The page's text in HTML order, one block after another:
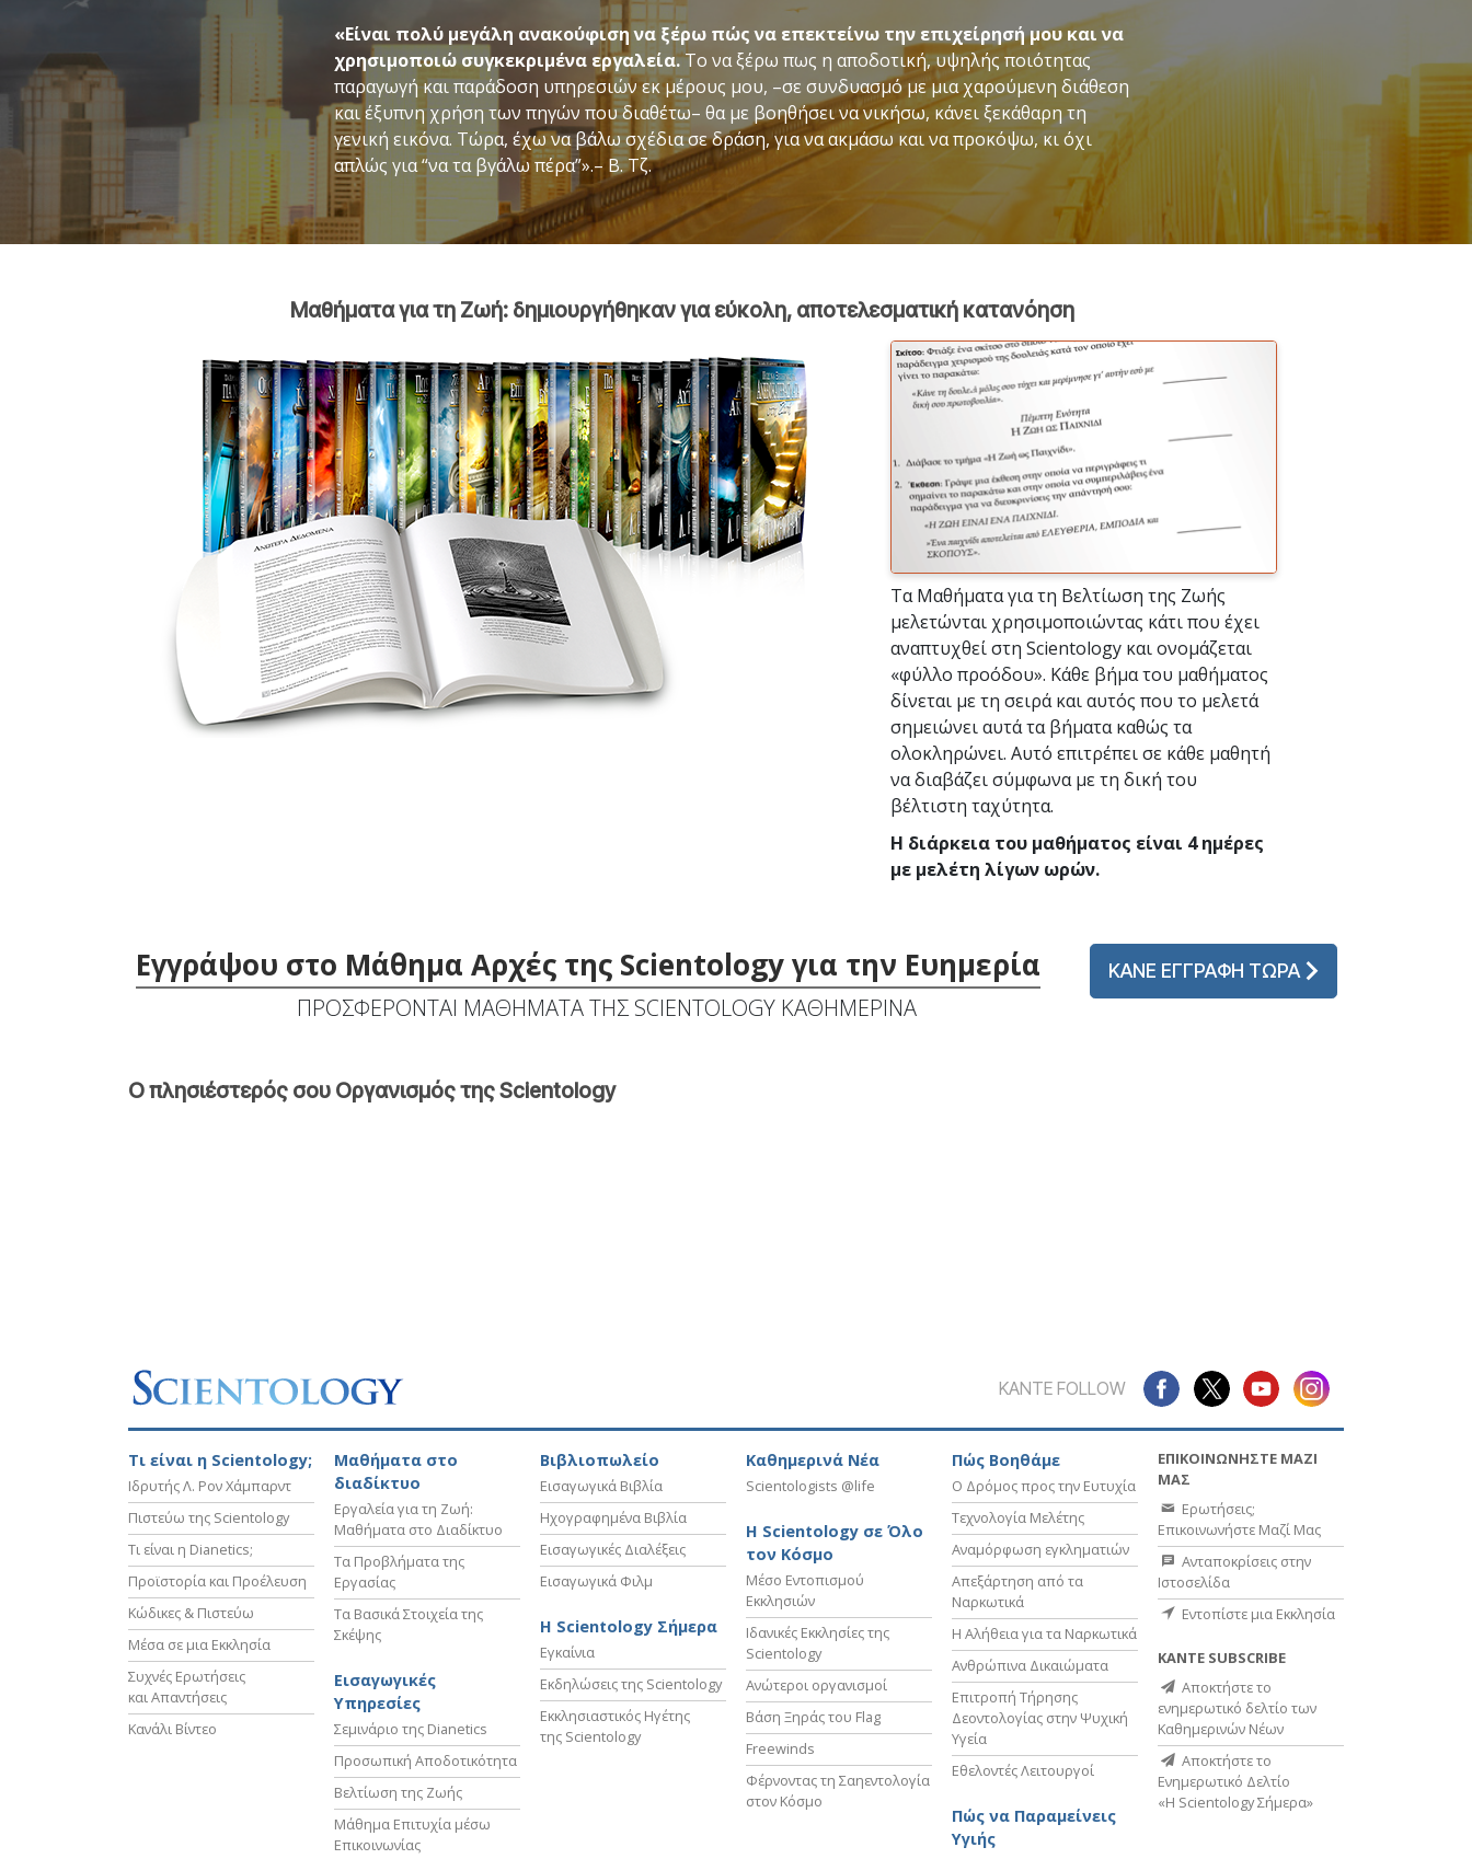
«Είναι πολύ μεγάλη ανακούφιση να ξέρω πώς να επεκτείνω την επιχείρησή μου και να
χρησιμοποιώ συγκεκριμένα εργαλεία.Το να ξέρω πως η αποδοτική, υψηλής ποιότητας
παραγωγή και παράδοση υπηρεσιών εκ μέρους μου, –σε συνδυασμό με μια χαρούμενη διάθεση
και έξυπνη χρήση των πηγών που διαθέτω– θα με βοηθήσει να νικήσω, κάνει ξεκάθαρη τη
γενική εικόνα. Τώρα, έχω να βάλω σχέδια σε δράση, για να ακμάσω και να προκόψω, κι όχι
απλώς για “να τα βγάλω πέρα”».– Β. Τζ.
Μαθήματα για τη Ζωή: δημιουργήθηκαν για εύκολη, αποτελεσματική κατανόηση
Τα Μαθήματα για τη Βελτίωση της Ζωής
μελετώνται χρησιμοποιώντας κάτι που έχει
αναπτυχθεί στη Scientology και ονομάζεται
«φύλλο προόδου». Κάθε βήμα του μαθήματος
δίνεται με τη σειρά και αυτός που το μελετά
σημειώνει αυτά τα βήματα καθώς τα
ολοκληρώνει. Αυτό επιτρέπει σε κάθε μαθητή
να διαβάζει σύμφωνα με τη δική του
βέλτιστη ταχύτητα.
Η διάρκεια του μαθήματος είναι 4 ημέρες
με μελέτη λίγων ωρών.
Εγγράψου στο Μάθημα Αρχές της Scientology για την Ευημερία
ΠΡΟΣΦΕΡΟΝΤΑΙ ΜΑΘΗΜΑΤΑ ΤΗΣ SCIENTOLOGY ΚΑΘΗΜΕΡΙΝΑ
ΚΑΝΕ ΕΓΓΡΑΦΗ ΤΩΡΑ
Ο πλησιέστερός σου Οργανισμός της Scientology
ΚΑΝΤΕ FOLLOW
Τι είναι η Scientology;
Ιδρυτής Λ. Ρον Χάμπαρντ
Πιστεύω της Scientology
Τι είναι η Dianetics;
Προϊστορία και Προέλευση
Κώδικες & Πιστεύω
Μέσα σε μια Εκκλησία
Συχνές Ερωτήσεις
και Απαντήσεις
Κανάλι Βίντεο
Μαθήματα στο
διαδίκτυο
Εργαλεία για τη Ζωή:
Μαθήματα στο Διαδίκτυο
Τα Προβλήματα της
Εργασίας
Τα Βασικά Στοιχεία της
Σκέψης
Εισαγωγικές
Υπηρεσίες
Σεμινάριο της Dianetics
Προσωπική Αποδοτικότητα
Βελτίωση της Ζωής
Μάθημα Επιτυχία μέσω
Επικοινωνίας
Βιβλιοπωλείο
Εισαγωγικά Βιβλία
Ηχογραφημένα Βιβλία
Εισαγωγικές Διαλέξεις
Εισαγωγικά Φιλμ
Η Scientology Σήμερα
Εγκαίνια
Εκδηλώσεις της Scientology
Εκκλησιαστικός Ηγέτης
της Scientology
Καθημερινά Νέα
Scientologists @life
Η Scientology σε Όλο
τον Κόσμο
Μέσο Εντοπισμού
Εκκλησιών
Ιδανικές Εκκλησίες της
Scientology
Ανώτεροι οργανισμοί
Βάση Ξηράς του Flag
Freewinds
Φέρνοντας τη Σαηεντολογία
στον Κόσμο
Πώς Βοηθάμε
Ο Δρόμος προς την Ευτυχία
Τεχνολογία Μελέτης
Αναμόρφωση εγκληματιών
Απεξάρτηση από τα
Ναρκωτικά
Η Αλήθεια για τα Ναρκωτικά
Ανθρώπινα Δικαιώματα
Επιτροπή Τήρησης
Δεοντολογίας στην Ψυχική
Υγεία
Εθελοντές Λειτουργοί
Πώς να Παραμείνεις
Υγιής
ΕΠΙΚΟΙΝΩΝΗΣΤΕ ΜΑΖΙ
ΜΑΣ
Ερωτήσεις;
Επικοινωνήστε Μαζί Μας
Ανταποκρίσεις στην
Ιστοσελίδα
Εντοπίστε μια Εκκλησία
ΚΑΝΤΕ SUBSCRIBE
Αποκτήστε το
ενημερωτικό δελτίο των
Καθημερινών Νέων
Αποκτήστε το
Ενημερωτικό Δελτίο
«Η Scientology Σήμερα»